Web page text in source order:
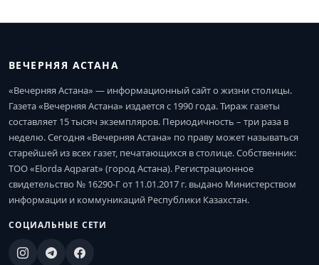
ВЕЧЕРНЯЯ АСТАНА
«Вечерняя Астана» — информационный сайт о жизни столицы.
Газета «Вечерняя Астана» издается с 1990 года. Тираж газеты
составляет 15 тысяч экземпляров. Периодичность – три раза в
неделю. Сегодня «Вечерняя Астана» по праву может называться
старейшей из всех газет, печатающихся в столице. Собственник:
ТОО «Elorda Aqparat» (город Астана). Регистрационное
свидетельство № 16290-Г от 11.01.2017 г. выдано Министерством
информации и коммуникаций Республики Казахстан.
СОЦИАЛЬНЫЕ СЕТИ